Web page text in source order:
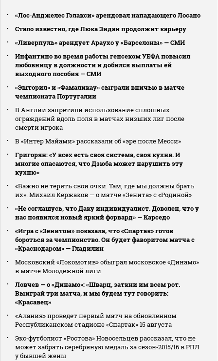
«Лос‑Анджелес Гэлакси» арендовал нападающего Лосано
Стало известно, где Люка Зидан продолжит карьеру
«Ливерпуль» арендует Араухо у «Барселоны» — СМИ
Инфантино во время работы генсеком УЕФА повысил
любовницу в должности и добился выплаты ей
выходного пособия — СМИ
«Эшторил» и «Фамаликау» сыграли вничью в матче
чемпионата Португалии
В Англии запретили использование сплошных
ограждений вдоль поля в матчах низших лиг после
смерти игрока
В «Интер Майами» рассказали об «эре после Месси»
Григорян: «У всех есть своя система, своя кухня. И
многие опасаются, что Дзюба может нарушить эту
кухню»
«Важно не терять свои очки. Там, где мы должны брать
их». Михаил Кержаков — о матче «Зенита» с «Родиной»
«Не соглашусь, что Даку индивидуалист. Доволен, что у
нас появился новый яркий форвард» — Карседо
«Игра с «Зенитом» показала, что «Спартак» готов
бороться за чемпионство. Он будет фаворитом матча с
«Краснодаром» — Гладилин
Московский «Локомотив» обыграл московское «Динамо»
в матче Молодежной лиги
Ловчев — о «Динамо»: «Шварц, заткни им всем рот.
Выиграй три матча, и мы будем тут говорить:
«Красавец»
«Алания» проведет первый матч на обновленном
Республиканском стадионе «Спартак» 15 августа
Экс‑футболист «Ростова» Новосельцев рассказал, что не
может забрать серебряную медаль за сезон‑2015/16 в РПЛ
у бывшей жены